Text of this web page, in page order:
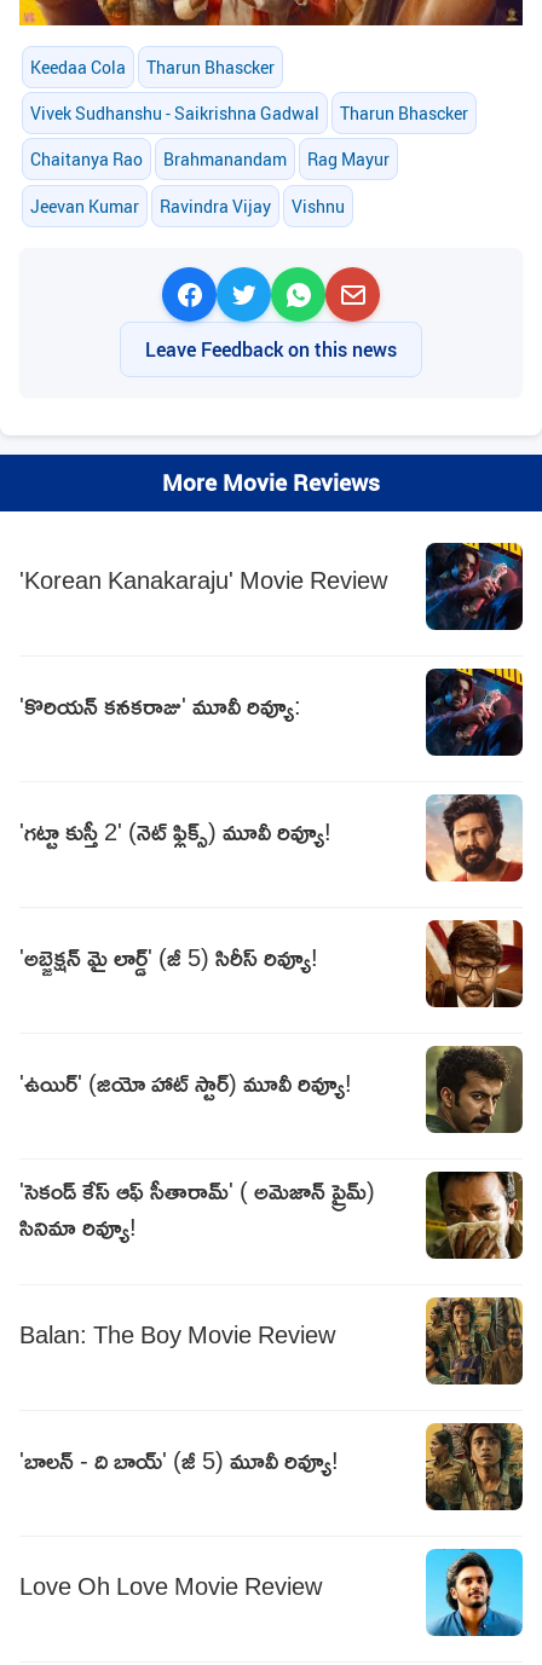
Keedaa Cola Tharun Bhascker
Vivek Sudhanshu - Saikrishna Gadwal Tharun Bhascker
Chaitanya Rao Brahmanandam Rag Mayur
Jeevan Kumar Ravindra Vijay Vishnu
Leave Feedback on this news
More Movie Reviews
'Korean Kanakaraju' Movie Review
'కొరియన్‌ కనకరాజు' మూవీ రివ్యూ:
'గట్టా కుస్తీ 2' (నెట్ ఫ్లిక్స్) మూవీ రివ్యూ!
'అబ్జెక్షన్ మై లార్డ్' (జీ 5) సిరీస్ రివ్యూ!
'ఉయిర్' (జియో హాట్ స్టార్) మూవీ రివ్యూ!
'సెకండ్ కేస్ ఆఫ్ సీతారామ్' ( అమెజాన్ ప్రైమ్)
సినిమా రివ్యూ!
Balan: The Boy Movie Review
'బాలన్ - ది బాయ్' (జీ 5) మూవీ రివ్యూ!
Love Oh Love Movie Review